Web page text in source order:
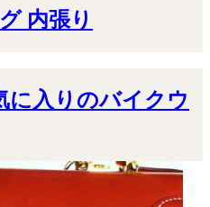
内張り
に入りのバイクウ